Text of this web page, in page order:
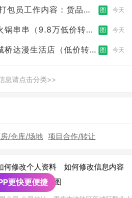
包员工作内容：货品分
图 今天
锅串串（9.8万低价转
图 今天
桥达漫生活店（低价转
图 今天
息请点击分类>>
/仓库/场地 项目合作/转让
何修改个人资料 如何修改信息内容
须知 | 网站地图
更快更便捷